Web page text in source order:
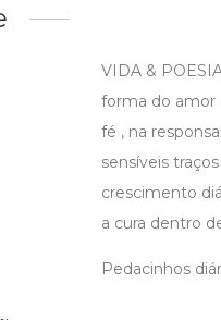
VIDA &
forma do amor
fé , na
sensíveis
crescimento
a cura dentro
Pedacinhos